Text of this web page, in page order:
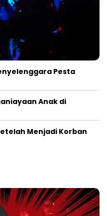
Pesta
Anak di
Menjadi Korban